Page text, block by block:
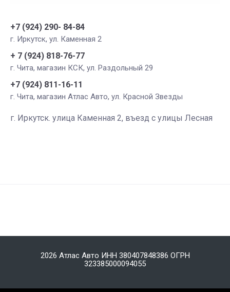
+7 (924) 290- 84-84
г. Иркутск, ул. Каменная 2
+ 7 (924) 818-76-77
г. Чита, магазин КСК, ул. Раздольный 29
+7 (924) 811-16-11
г. Чита, магазин Атлас Авто, ул. Красной Звезды
г. Иркутск. улица Каменная 2, въезд с улицы Лесная
2026 Атлас Авто ИНН 380407848386 ОГРН
323385000094055